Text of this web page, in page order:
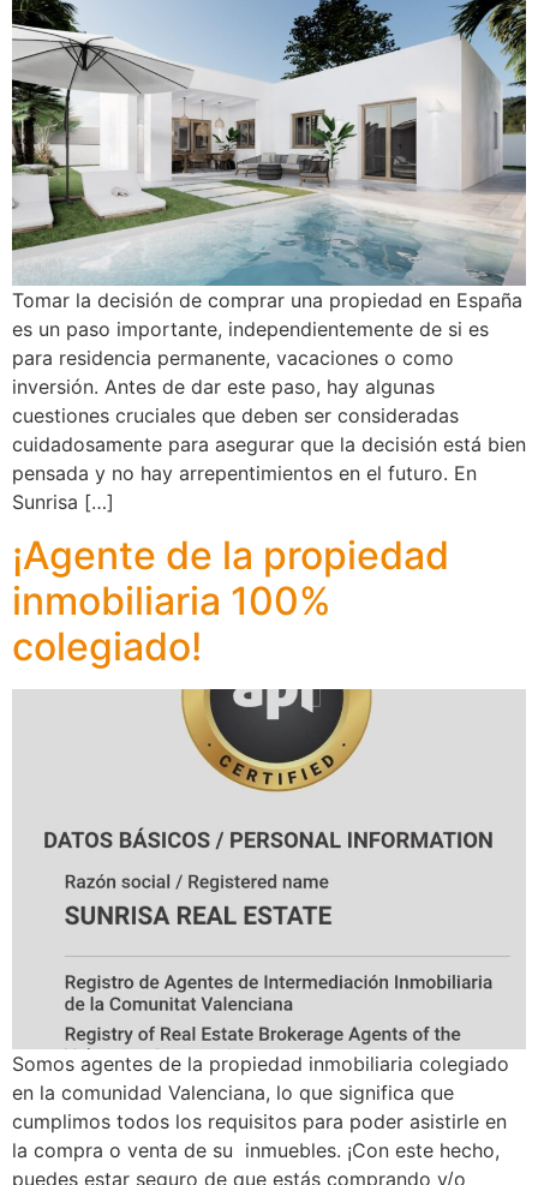
Tomar la decisión de comprar una propiedad en España
es un paso importante, independientemente de si es
para residencia permanente, vacaciones o como
inversión. Antes de dar este paso, hay algunas
cuestiones cruciales que deben ser consideradas
cuidadosamente para asegurar que la decisión está bien
pensada y no hay arrepentimientos en el futuro. En
Sunrisa […]
¡Agente de la propiedad
inmobiliaria 100%
colegiado!
Somos agentes de la propiedad inmobiliaria colegiado
en la comunidad Valenciana, lo que significa que
cumplimos todos los requisitos para poder asistirle en
la compra o venta de su inmuebles. ¡Con este hecho,
puedes estar seguro de que estás comprando y/o